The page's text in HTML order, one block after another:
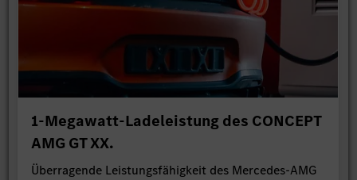
1-Megawatt-Ladeleistung des CONCEPT
AMG GT XX.
Überragende Leistungsfähigkeit des Mercedes-AMG